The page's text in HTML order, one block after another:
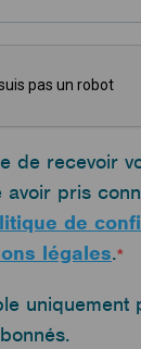
de recevoir
avoir pris
de
légales.
uniquement